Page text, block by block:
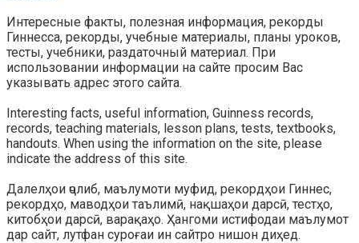
Интересные факты, полезная информация, рекорды
Гиннесса, рекорды, учебные материалы, планы уроков,
тесты, учебники, раздаточный материал. При
использовании информации на сайте просим Вас
указывать адрес этого сайта.
Interesting facts, useful information, Guinness records,
records, teaching materials, lesson plans, tests, textbooks,
handouts. When using the information on the site, please
indicate the address of this site.
Далелҳои ҷолиб, маълумоти муфид, рекордҳои Гиннес,
рекордҳо, маводҳои таълимӣ, нақшаҳои дарсӣ, тестҳо,
китобҳои дарсӣ, варақаҳо. Ҳангоми истифодаи маълумот
дар сайт, лутфан суроғаи ин сайтро нишон диҳед.